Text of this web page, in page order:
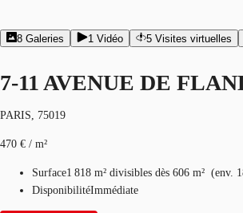
8 Galeries 1 Vidéo 5 Visites virtuelles
7-11 AVENUE DE
PARIS, 75019
470 € / m²
Surface1 818 m² divisibles dès 606 m² (env.
DisponibilitéImmédiate